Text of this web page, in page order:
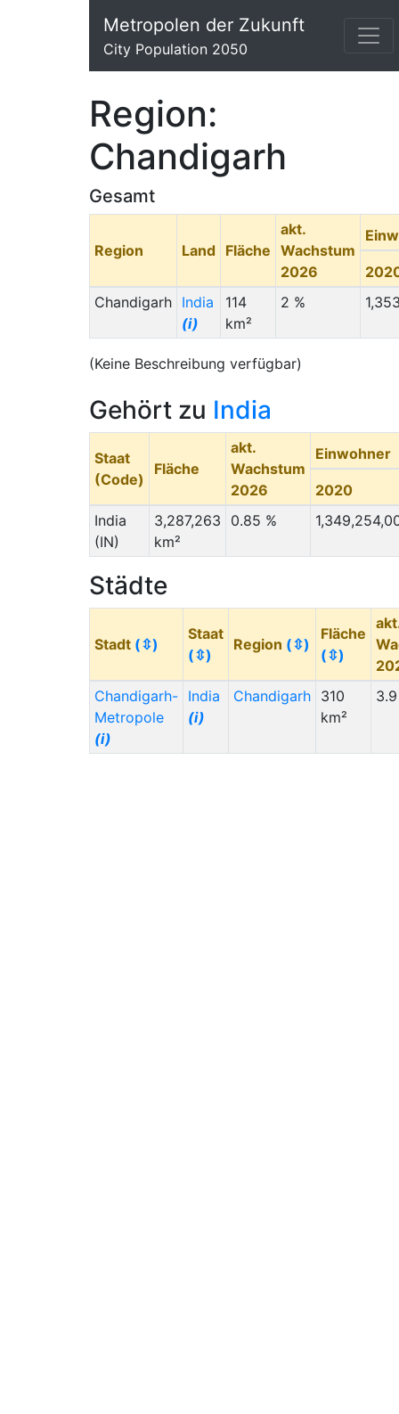
Metropolen der Zukunft
City Population 2050
Region:
Chandigarh
Gesamt
Region Land Fläche
akt.
Wachstum
2026
Chandigarh
India
(i)
114
km²
2 %
(Keine Beschreibung verfügbar)
Gehört zu India
Staat
(Code)
Fläche
akt.
Wachstum
2026
Einwohner
2020
India
(IN)
3,287,263
km²
0.85 %
Städte
Stadt (⇳)
Staat
(⇳)
Region (⇳)
Fläche
(⇳)
Chandigarh-
Metropole
(i)
India
(i)
Chandigarh
310
km²